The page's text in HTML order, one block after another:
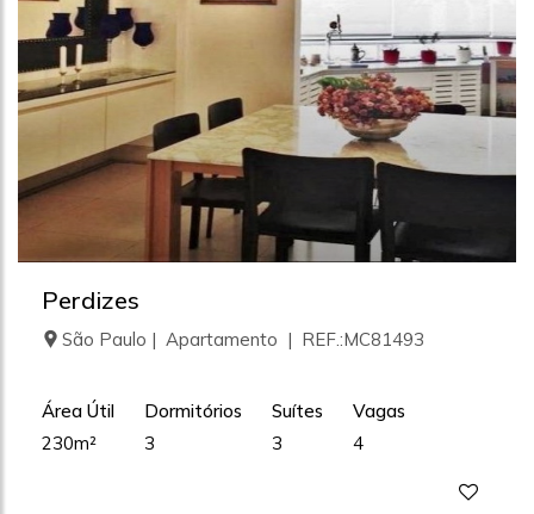
Perdizes
São Paulo | Apartamento | REF.:MC81493
Área Útil
230m²
Dormitórios
3
Suítes
3
Vagas
4